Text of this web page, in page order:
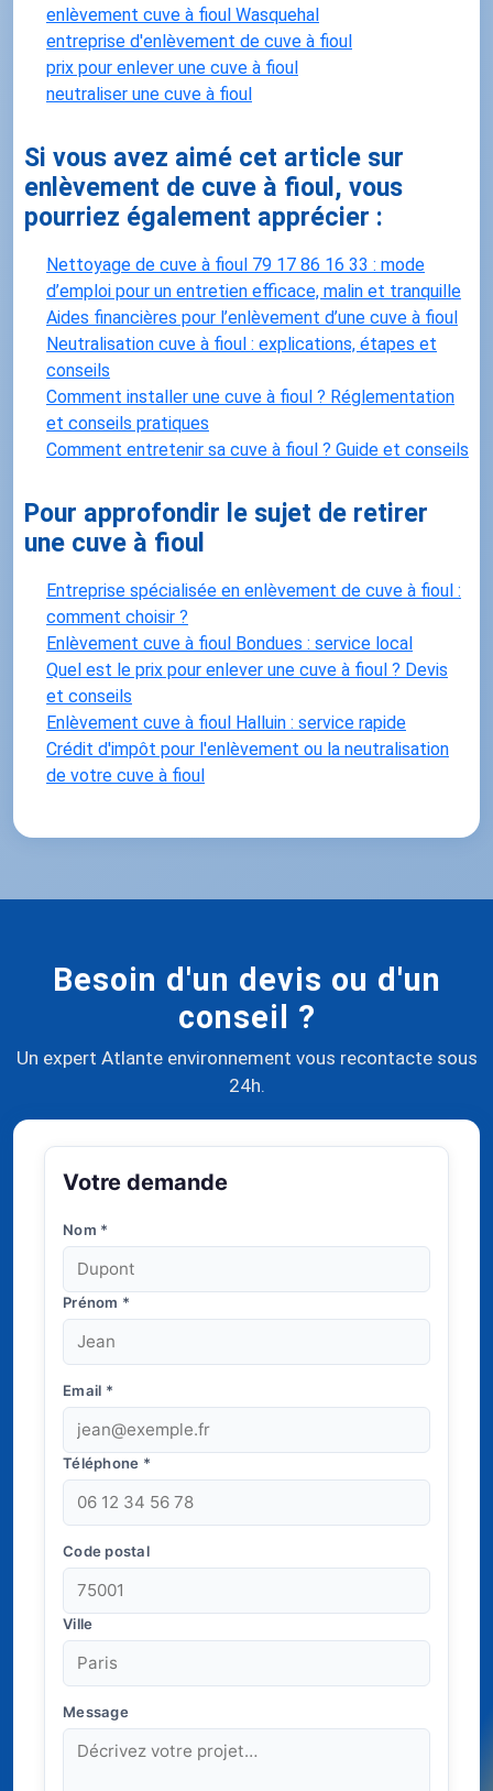
enlèvement cuve à fioul Wasquehal
entreprise d'enlèvement de cuve à fioul
prix pour enlever une cuve à fioul
neutraliser une cuve à fioul
Si vous avez aimé cet article sur
enlèvement de cuve à fioul, vous
pourriez également apprécier :
Nettoyage de cuve à fioul 79 17 86 16 33 : mode
d’emploi pour un entretien efficace, malin et tranquille
Aides financières pour l’enlèvement d’une cuve à fioul
Neutralisation cuve à fioul : explications, étapes et
conseils
Comment installer une cuve à fioul ? Réglementation
et conseils pratiques
Comment entretenir sa cuve à fioul ? Guide et conseils
Pour approfondir le sujet de retirer
une cuve à fioul
Entreprise spécialisée en enlèvement de cuve à fioul :
comment choisir ?
Enlèvement cuve à fioul Bondues : service local
Quel est le prix pour enlever une cuve à fioul ? Devis
et conseils
Enlèvement cuve à fioul Halluin : service rapide
Crédit d'impôt pour l'enlèvement ou la neutralisation
de votre cuve à fioul
Besoin d'un devis ou d'un
conseil ?
Un expert Atlante environnement vous recontacte sous
24h.
Votre demande
Nom *
Prénom *
Email *
Téléphone *
Code postal
Ville
Message